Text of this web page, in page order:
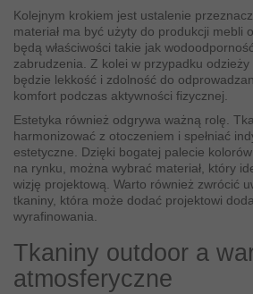
Kolejnym krokiem jest ustalenie
materiał ma być użyty do produkcji mebli
będą właściwości takie jak
zabrudzenia. Z kolei w przypadku
będzie lekkość i zdolność do
komfort podczas aktywności fizycznej.
Estetyka również odgrywa ważną rolę.
harmonizować z otoczeniem i spełniać
estetyczne. Dzięki bogatej palecie
na rynku, można wybrać materiał, który
wizję projektową. Warto również zwrócić
tkaniny, która może dodać projektowi
wyrafinowania.
Tkaniny outdoor a
atmosferyczne